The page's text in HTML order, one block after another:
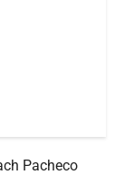
Pacheco